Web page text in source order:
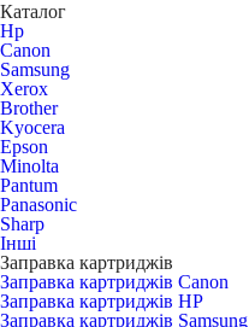
Каталог
Hp
Canon
Samsung
Xerox
Brother
Kyocera
Epson
Minolta
Pantum
Panasonic
Sharp
Інші
Заправка картриджів
Заправка картриджів Canon
Заправка картриджів HP
Заправка картриджів Samsung